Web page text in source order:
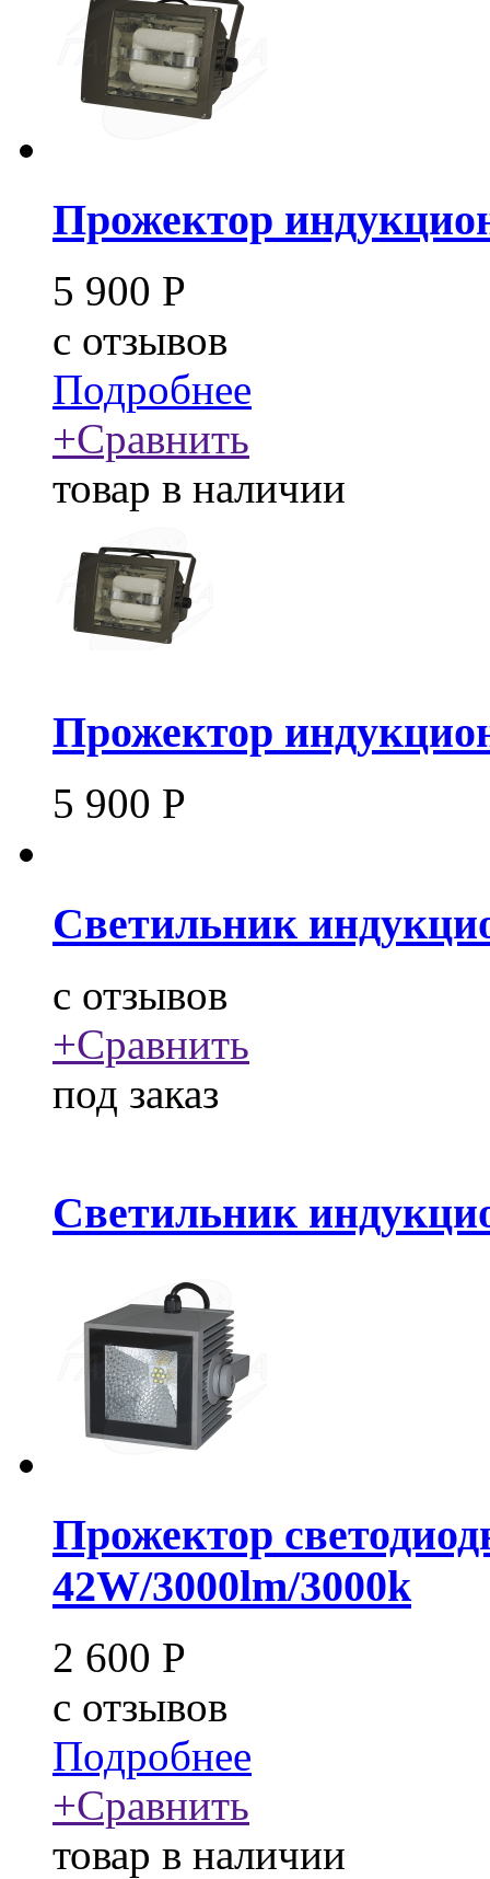
Прожектор
5 900 Р
c отзывов
Подробнее
+Сравнить
товар в наличии
Прожектор
5 900 Р
Светильник
c отзывов
+Сравнить
под заказ
Светильник
Прожектор
42W/3000lm/3000k
2 600 Р
c отзывов
Подробнее
+Сравнить
товар в наличии